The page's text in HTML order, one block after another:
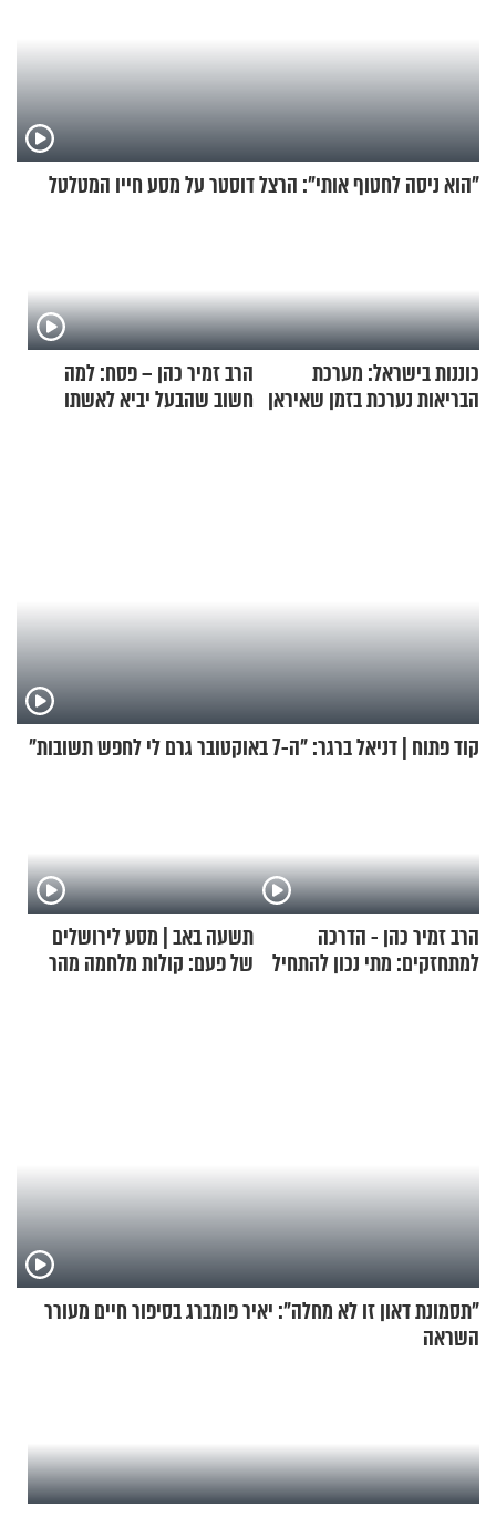
"הוא ניסה לחטוף אותי": הרצל דוסטר על מסע חייו המטלטל
כוננות בישראל: מערכת
הבריאות נערכת בזמן שאיראן
הרב זמיר כהן – פסח: למה
חשוב שהבעל יביא לאשתו
קוד פתוח | דניאל ברגר: "ה-7 באוקטובר גרם לי לחפש תשובות"
הרב זמיר כהן - הדרכה
למתחזקים: מתי נכון להתחיל
תשעה באב | מסע לירושלים
של פעם: קולות מלחמה מהר
"תסמונת דאון זו לא מחלה": יאיר פומברג בסיפור חיים מעורר
השראה